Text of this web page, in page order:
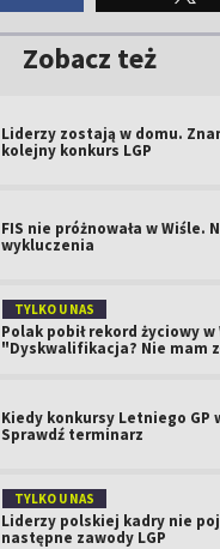
Zobacz też
Liderzy zostają w domu.
kolejny konkurs LGP
FIS nie próżnowała w Wiśle.
wykluczenia
TYLKO U NAS
Polak pobił rekord życiowy w
"Dyskwalifikacja? Nie mam
Kiedy konkursy Letniego GP
Sprawdź terminarz
TYLKO U NAS
Liderzy polskiej kadry nie
następne zawody LGP